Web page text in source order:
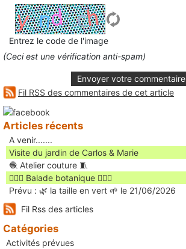
Entrez le code de l'image
(Ceci est une vérification anti-spam)
Envoyer votre commentaire
Fil RSS des commentaires de cet article
Articles récents
A venir.......
Visite du jardin de Carlos & Marie
🧶 Atelier couture 🧵
🚶🏻‍♀️ Balade botanique 🚶🏻‍♂️
Prévu : 🌿 la taille en vert 🌱 le 21/06/2026
Fil Rss des articles
Catégories
Activités prévues